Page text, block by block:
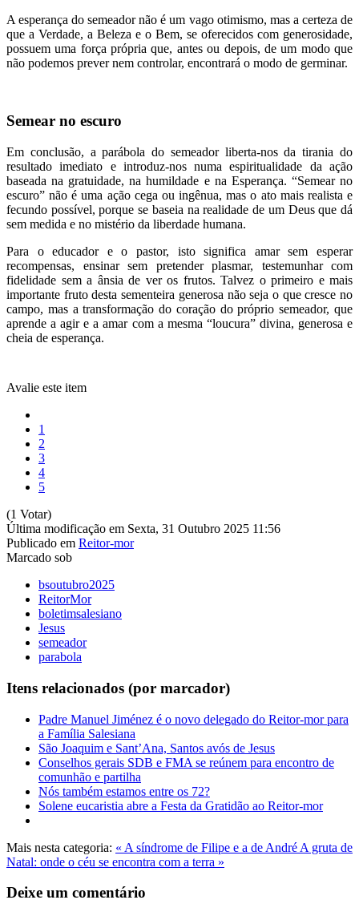
A esperança do semeador não é um vago otimismo, mas a certeza de
que a Verdade, a Beleza e o Bem, se oferecidos com generosidade,
possuem uma força própria que, antes ou depois, de um modo que
não podemos prever nem controlar, encontrará o modo de germinar.
Semear no escuro
Em conclusão, a parábola do semeador liberta-nos da tirania do
resultado imediato e introduz-nos numa espiritualidade da ação
baseada na gratuidade, na humildade e na Esperança. “Semear no
escuro” não é uma ação cega ou ingênua, mas o ato mais realista e
fecundo possível, porque se baseia na realidade de um Deus que dá
sem medida e no mistério da liberdade humana.
Para o educador e o pastor, isto significa amar sem esperar
recompensas, ensinar sem pretender plasmar, testemunhar com
fidelidade sem a ânsia de ver os frutos. Talvez o primeiro e mais
importante fruto desta sementeira generosa não seja o que cresce no
campo, mas a transformação do coração do próprio semeador, que
aprende a agir e a amar com a mesma “loucura” divina, generosa e
cheia de esperança.
Avalie este item
1
2
3
4
5
(1 Votar)
Última modificação em Sexta, 31 Outubro 2025 11:56
Publicado em Reitor-mor
Marcado sob
bsoutubro2025
ReitorMor
boletimsalesiano
Jesus
semeador
parabola
Itens relacionados (por marcador)
Padre Manuel Jiménez é o novo delegado do Reitor-mor para
a Família Salesiana
São Joaquim e Sant’Ana, Santos avós de Jesus
Conselhos gerais SDB e FMA se reúnem para encontro de
comunhão e partilha
Nós também estamos entre os 72?
Solene eucaristia abre a Festa da Gratidão ao Reitor-mor
Mais nesta categoria: « A síndrome de Filipe e a de André A gruta de
Natal: onde o céu se encontra com a terra »
Deixe um comentário